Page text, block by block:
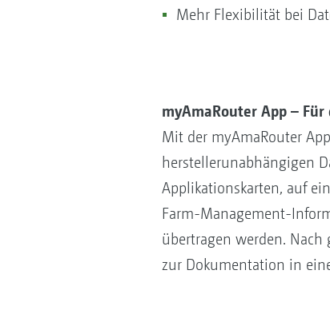
Mehr Flexibilität bei
myAmaRouter App –
Mit der myAmaRouter
herstellerunabhängigen
Applikationskarten, auf
Farm-Management-
übertragen werden.
zur Dokumentation in